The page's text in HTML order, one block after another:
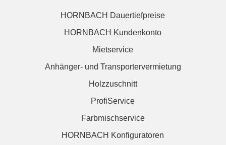
HORNBACH Dauertiefpreise
HORNBACH Kundenkonto
Mietservice
Anhänger- und Transportervermietung
Holzzuschnitt
ProfiService
Farbmischservice
HORNBACH Konfiguratoren